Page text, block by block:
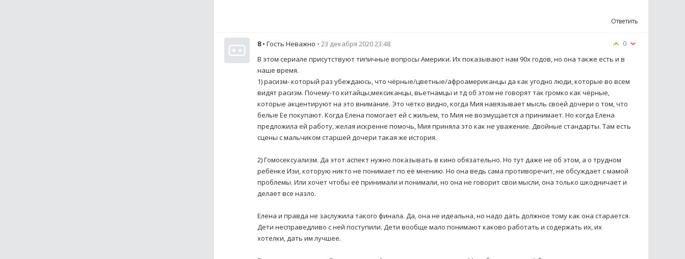
Ответить
0
8 • Гость Неважно • 23 декабря 2020 23:48
В этом сериале присутствуют типичные вопросы Америки. Их показывают нам 90х годов, но она также есть и в
наше время.
1) расизм- который раз убеждаюсь, что чёрные/цветные/афроамериканцы да как угодно люди, которые во всем
видят расизм. Почему-то китайцы,мексиканцы, вьетнамцы и тд об этом не говорят так громко как чёрные,
которые акцентируют на это внимание. Это чётко видно, когда Мия навязывает мысль своей дочери о том, что
белые Ее покупают. Когда Елена помогает ей с жильем, то Мия не возмущается а принимает. Но когда Елена
предложила ей работу, желая искренне помочь, Мия приняла это как не уважение. Двойные стандарты. Там есть
сцены с мальчиком старшей дочери такая же история.
2) Гомосексуализм. Да этот аспект нужно показывать в кино обязательно. Но тут даже не об этом, а о трудном
ребёнке Изи, которую никто не понимает по её мнению. Но она ведь сама противоречит, не обсуждает с мамой
проблемы. Или хочет чтобы её принимали и понимали, но она не говорит свои мысли, она только шкодничает и
делает все назло.
Елена и правда не заслужила такого финала. Да, она не идеальна, но надо дать должное тому как она старается.
Дети несправедливо с ней поступили. Дети вообще мало понимают каково работать и содержать их, их
хотелки, дать им лучшее.